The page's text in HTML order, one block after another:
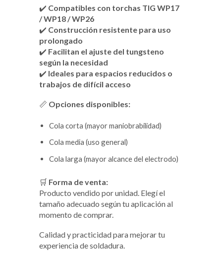
✔️ Compatibles con torchas TIG WP17
/ WP18 / WP26
✔️ Construcción resistente para uso
prolongado
✔️ Facilitan el ajuste del tungsteno
según la necesidad
✔️ Ideales para espacios reducidos o
trabajos de difícil acceso
📏 Opciones disponibles:
Cola corta (mayor maniobrabilidad)
Cola media (uso general)
Cola larga (mayor alcance del electrodo)
🛒 Forma de venta:
Producto vendido por unidad. Elegí el
tamaño adecuado según tu aplicación al
momento de comprar.
Calidad y practicidad para mejorar tu
experiencia de soldadura.